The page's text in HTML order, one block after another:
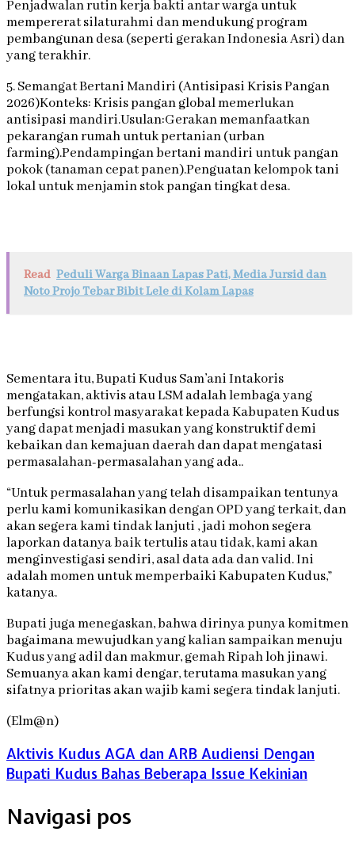
Penjadwalan rutin kerja bakti antar warga untuk
mempererat silaturahmi dan mendukung program
pembangunan desa (seperti gerakan Indonesia Asri) dan
yang terakhir.
5. Semangat Bertani Mandiri (Antisipasi Krisis Pangan
2026)Konteks: Krisis pangan global memerlukan
antisipasi mandiri.Usulan:Gerakan memanfaatkan
pekarangan rumah untuk pertanian (urban
farming).Pendampingan bertani mandiri untuk pangan
pokok (tanaman cepat panen).Penguatan kelompok tani
lokal untuk menjamin stok pangan tingkat desa.
Read Peduli Warga Binaan Lapas Pati, Media Jursid dan
Noto Projo Tebar Bibit Lele di Kolam Lapas
Sementara itu, Bupati Kudus Sam’ani Intakoris
mengatakan, aktivis atau LSM adalah lembaga yang
berfungsi kontrol masyarakat kepada Kabupaten Kudus
yang dapat menjadi masukan yang konstruktif demi
kebaikan dan kemajuan daerah dan dapat mengatasi
permasalahan-permasalahan yang ada..
“Untuk permasalahan yang telah disampaikan tentunya
perlu kami komunikasikan dengan OPD yang terkait, dan
akan segera kami tindak lanjuti , jadi mohon segera
laporkan datanya baik tertulis atau tidak, kami akan
menginvestigasi sendiri, asal data ada dan valid. Ini
adalah momen untuk memperbaiki Kabupaten Kudus,”
katanya.
Bupati juga menegaskan, bahwa dirinya punya komitmen
bagaimana mewujudkan yang kalian sampaikan menuju
Kudus yang adil dan makmur, gemah Ripah loh jinawi.
Semuanya akan kami dengar, terutama masukan yang
sifatnya prioritas akan wajib kami segera tindak lanjuti.
(Elm@n)
Aktivis Kudus AGA dan ARB Audiensi Dengan
Bupati Kudus Bahas Beberapa Issue Kekinian
Navigasi pos